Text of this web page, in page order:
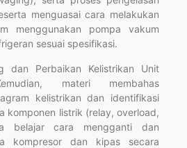
menguasai cara melakukan
menggunakan pompa vakum
sesuai spesifikasi.
dan Perbaikan Kelistrikan Unit
materi membahas
kelistrikan dan identifikasi
komponen listrik (relay, overload,
belajar cara mengganti dan
kompresor dan kipas secara